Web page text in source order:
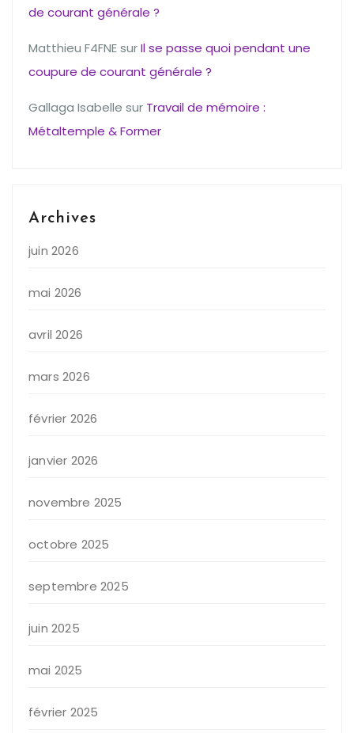
de courant générale ?
Matthieu F4FNEsurIl se passe quoi pendant une
coupure de courant générale ?
Gallaga Isabelle sur Travail de mémoire :
Métaltemple & Former
Archives
juin 2026
mai 2026
avril 2026
mars 2026
février 2026
janvier 2026
novembre 2025
octobre 2025
septembre 2025
juin 2025
mai 2025
février 2025